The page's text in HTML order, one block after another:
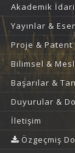
Akademik
Yayınlar &
Proje & Patent
Bilimsel &
Başarılar &
Duyurular &
İletişim
Özgeçmiş